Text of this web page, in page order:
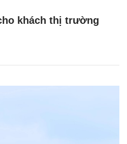
khách thị trường